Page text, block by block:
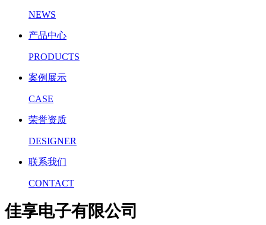
NEWS
产品中心
PRODUCTS
案例展示
CASE
荣誉资质
DESIGNER
联系我们
CONTACT
佳享电子有限公司